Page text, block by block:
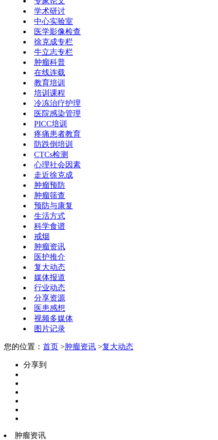
学术研讨
中心实验室
医学影像检查
徐克成专栏
牛立志专栏
肿瘤科普
在线连载
教育培训
培训课程
冷冻治疗护理
医院感染管理
PICC培训
疼痛患者教育
防跌倒培训
CTCs检测
心理社会因素
走近徐克成
肿瘤预防
肿瘤筛查
预防与康复
生活方式
科学食谱
戒烟
肿瘤资讯
医护推介
复大动态
媒体报道
行业动态
分享资源
医患感想
视频多媒体
图片记录
您的位置： 首页 >肿瘤资讯 >复大动态
分享到
肿瘤资讯